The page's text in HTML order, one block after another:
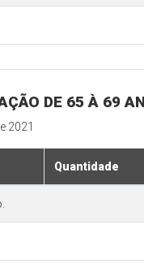
DE 65 À 69
2021
Quantidade